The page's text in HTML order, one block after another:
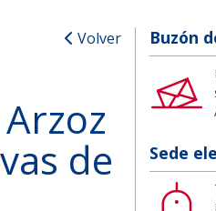
Volver
de
Buzón
Sede